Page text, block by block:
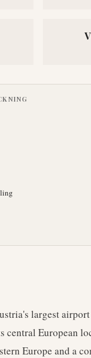
largest
central European
Europe and a